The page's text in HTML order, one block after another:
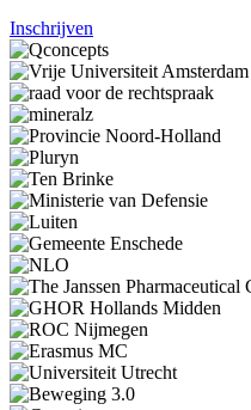
Inschrijven